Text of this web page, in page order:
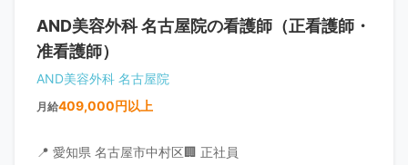
AND美容外科 名古屋院の看護師（正看護師・
准看護師）
AND美容外科 名古屋院
月給409,000円以上
📍 愛知県 名古屋市中村区🏢 正社員